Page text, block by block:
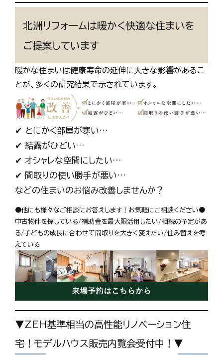
北洲リフォームは暖かく快適な住まいを
ご提案しています
暖かな住まいは健康寿命の延伸に大きな影響があるこ
とが、多くの研究結果で示されています。
✔ とにかく部屋が寒い…
✔ 結露がひどい…
✔ オシャレな空間にしたい…
✔ 間取りの使い勝手が悪い…
などの住まいのお悩み改善しませんか？
●他にも様々なご相談にお答えします！お気軽にご相談ください●
中古物件を探している/補助金を最大限活用したい/相続の予定があ
る/子どもの成長に合わせて間取りを大きく変えたい/住み替えを考
えている
▼ZEH基準相当の高性能リノベーション住
宅！モデルハウス販売内覧会受付中！▼